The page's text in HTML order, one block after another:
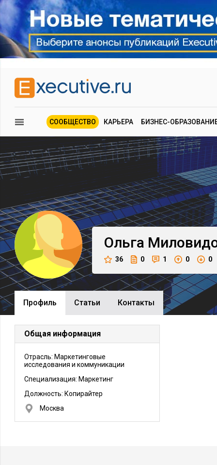
СООБЩЕСТВО КАРЬЕРА БИЗНЕС-
Ольга
36 0 1 0 0
Профиль Cтатьи Контакты
Общая информация
Отрасль: Маркетинговые
исследования и коммуникации
Специализация: Маркетинг
Должность: Копирайтер
Москва